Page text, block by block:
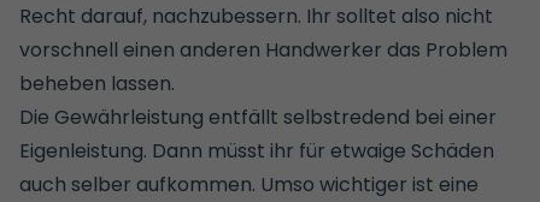
Recht darauf, nachzubessern. Ihr solltet also nicht
vorschnell einen anderen Handwerker das Problem
beheben lassen.
Die Gewährleistung entfällt selbstredend bei einer
Eigenleistung. Dann müsst ihr für etwaige Schäden
auch selber aufkommen. Umso wichtiger ist eine